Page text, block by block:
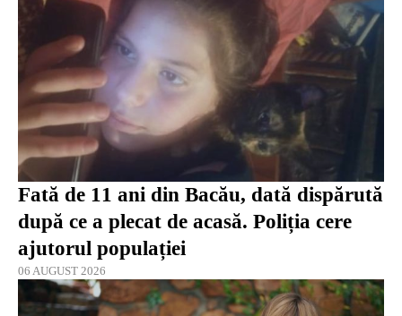
Fată de 11 ani din Bacău, dată dispărută
după ce a plecat de acasă. Poliția cere
ajutorul populației
06 AUGUST 2026